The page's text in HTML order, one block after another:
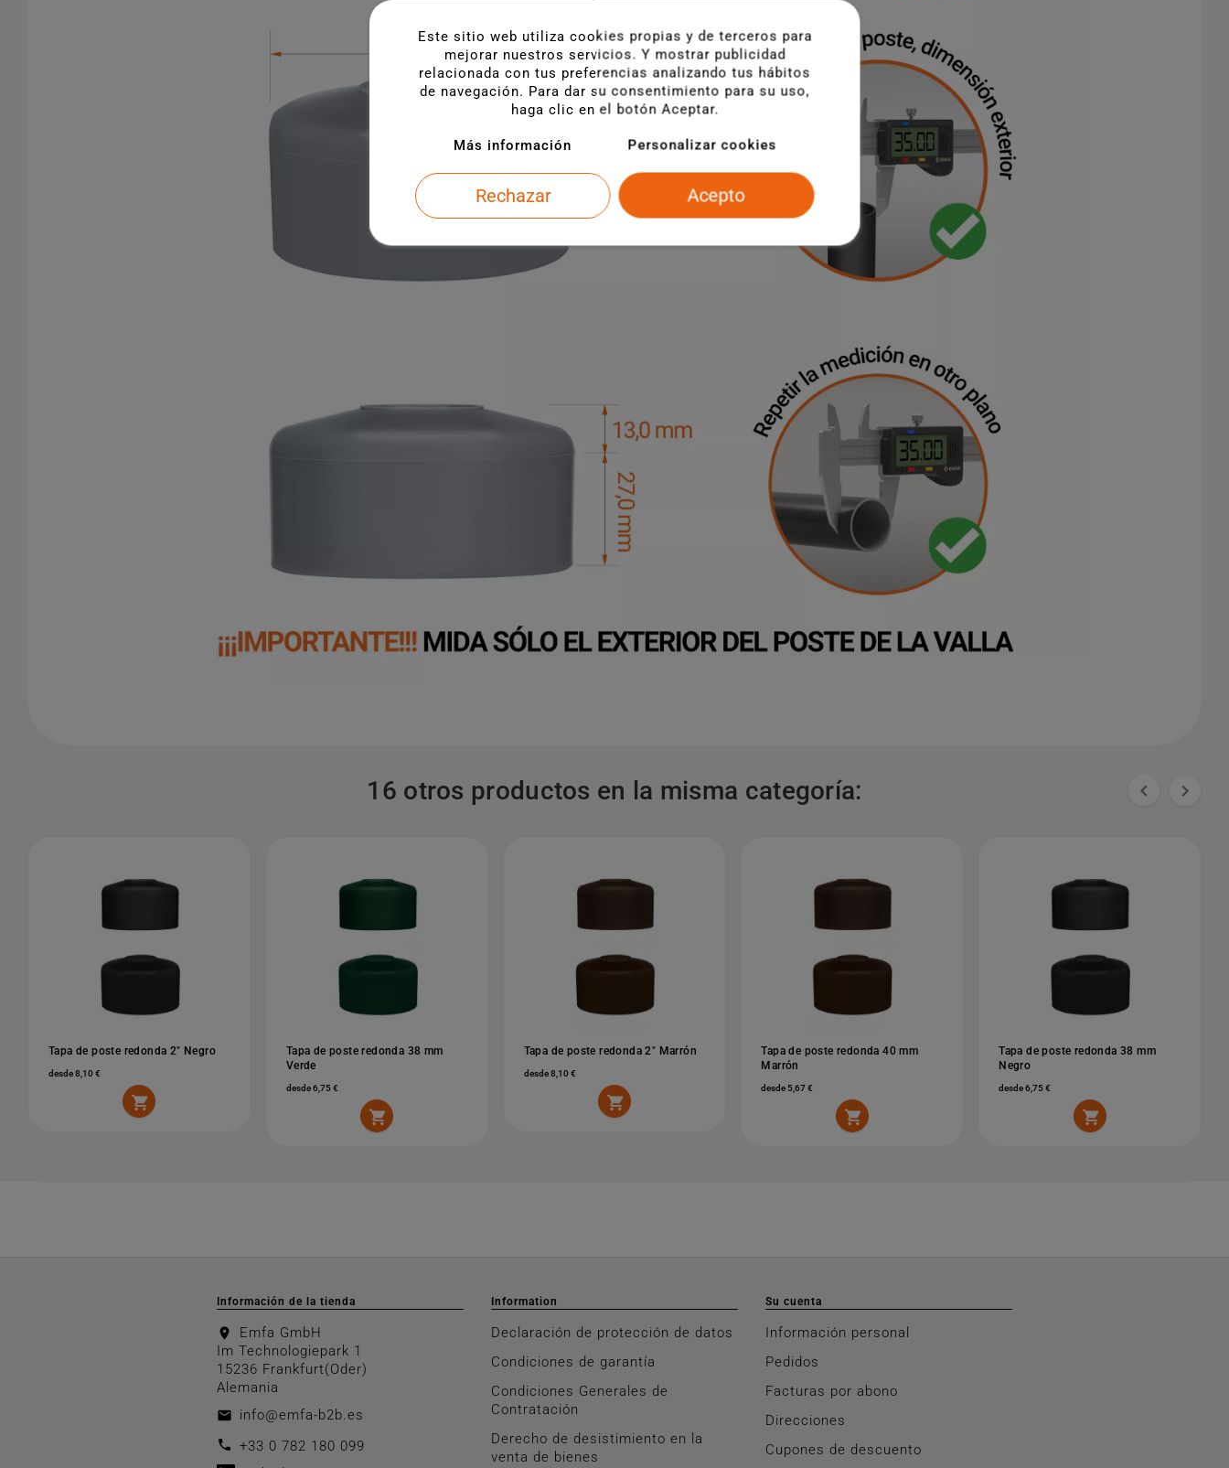
16 otros productos en la misma categoría:  
Tapa de poste redonda 2" Negro
desde 8,10 €

Tapa de poste redonda 38 mm
Verde
desde 6,75 €

Tapa de poste redonda 2" Marrón
desde 8,10 €

Tapa de poste redonda 40 mm
Marrón
desde 5,67 €

Tapa de poste redonda 38 mm
Negro
desde 6,75 €

Este sitio web utiliza cookies propias y de terceros para
mejorar nuestros servicios. Y mostrar publicidad
relacionada con tus preferencias analizando tus hábitos
de navegación. Para dar su consentimiento para su uso,
haga clic en el botón Aceptar.
Más información Personalizar cookies
Rechazar Acepto
Información de la tienda
location_on
Emfa GmbH
Im Technologiepark 1
15236 Frankfurt(Oder)
Alemania
email info@emfa-b2b.es
call +33 0 782 180 099
Information
Declaración de protección de datos
Condiciones de garantía
Condiciones Generales de
Contratación
Derecho de desistimiento en la
venta de bienes
Su cuenta
Información personal
Pedidos
Facturas por abono
Direcciones
Cupones de descuento